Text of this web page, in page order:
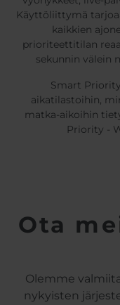
Käyttöliittymä
kaikkien
prioriteettitilan
sekunnin välein
Smart
aikatilastoihin,
matka-aikoihin
Priority -
Ota
Olemme
nykyisten